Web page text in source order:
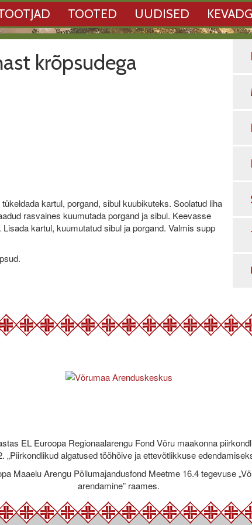
TOOTED UUDISED
krõpsudega
kartul, porgand, sibul kuubikuteks. Soolatud liha
rasvaines kuumutada porgand ja sibul. Keevasse
kartul, kuumutatud sibul ja porgand. Valmis supp
EL Euroopa Regionaalarengu Fond Võru maakonna
„Piirkondlikud algatused tööhõive ja ettevõtlikkuse
Maaelu Arengu Põllumajandusfond Meetme 16.4 tegevuse
arendamine” raames.